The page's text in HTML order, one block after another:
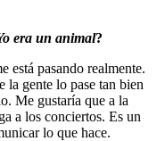
era un animal?
está pasando realmente.
la gente lo pase tan bien
Me gustaría que a la
a los conciertos. Es un
lo que hace.